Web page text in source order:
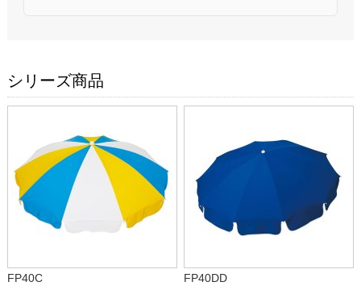
シリーズ商品
FP40C
FP40DD